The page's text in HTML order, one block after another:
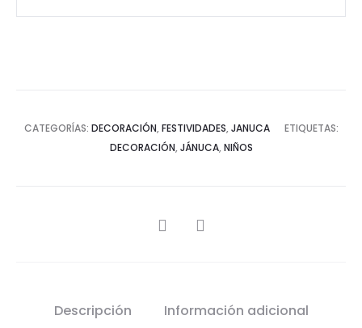
CATEGORÍAS: DECORACIÓN, FESTIVIDADES, JANUCA
ETIQUETAS:
DECORACIÓN, JÁNUCA, NIÑOS
SHARE
Descripción Información adicional